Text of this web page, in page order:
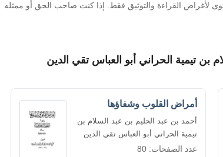
لأغراض القراءة والتوثيق فقط. إذا كنت صاحب الحق أو ممثله
بن تيمية الحراني أبو العباس تقي الدين
أمراض القلوب وشفاؤها
أحمد بن عبد الحليم بن عبد السلام بن
تيمية الحراني أبو العباس تقي الدين
عدد الصفحات: 80